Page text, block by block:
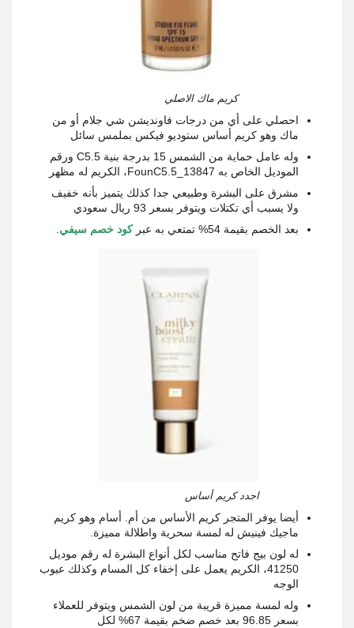
كريم ماك الاصلي
احصلي على أي من درجات فاونديشن شي جلام أو من
ماك وهو كريم أساس ستوديو فيكس بملمس سائل
وله عامل حماية من الشمس 15 بدرجة بنية C5.5 ورقم
الموديل الخاص به 13847_FounC5.5، الكريم له مظهر
مشرق على البشرة وطبيعي جدا كذلك يتميز بأنه خفيف
ولا يسبب أي تكتلات ويتوفر بسعر 93 ريال سعودي
بعد الخصم بقيمة 54% تمتعي به عبر
كود خصم سيفي
اجدد كريم أساس
أيضا يوفر المتجر كريم الأساس من أم. أسام وهو كريم
ماجيك فينيش له لمسة سحرية واطلالة مميزة.
له لون بيج فاتح مناسب لكل أنواع البشرة له رقم موديل
41250، الكريم يعمل على إخفاء كل المسام وكذلك عيوب
الوجه
وله لمسة مميزة قريبة من لون الشمس ويتوفر للعملاء
بسعر 96.85 بعد خصم ضخم بقيمة 67% لكل